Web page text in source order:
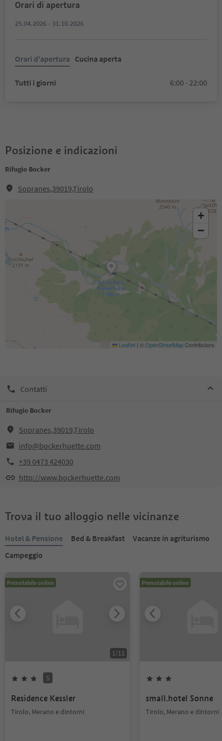
Orari di apertura
25.04.2026 - 31.10.2026
Orari d'apertura Cucina aperta
Tutti i giorni 6:00 - 22:00
Posizione e indicazioni
Rifugio Bocker
Sopranes,39019,Tirolo
+
−
Leaflet | ©OpenStreetMapContributors
Contatti
Rifugio Bocker
Sopranes,39019,Tirolo
info@bockerhuette.com
+39 0473 424030
http://www.bockerhuette.com
Trova il tuo alloggio nelle vicinanze
Hotel & Pensione Bed & Breakfast
Vacanze in agriturismo
Campeggio
Prenotabile online
1/11
S
Residence Kessler
Tirolo, Merano e dintorni
Prenotabile online
small.hotel Sonne
Tirolo, Merano e dintorni